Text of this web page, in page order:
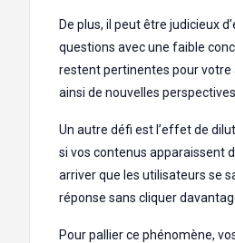
De plus, il peut être judicieux
questions avec une faible
restent pertinentes pour votre
ainsi de nouvelles perspectives.
Un autre défi est l’effet de
si vos contenus apparaissent
arriver que les utilisateurs se
réponse sans cliquer
Pour pallier ce phénomène,